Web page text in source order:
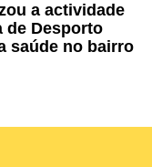
a actividade
de Desporto
saúde no bairro